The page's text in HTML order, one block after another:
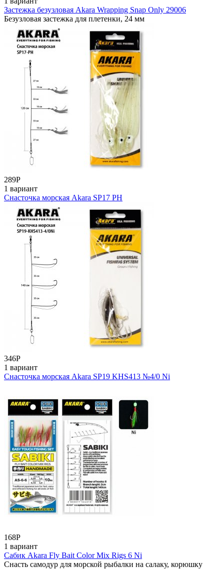
Застежка безузловая Akara Wrapping Snap Only 29006
Безузловая застежка для плетенки, 24 мм
289Р
1 вариант
Снасточка морская Akara SP17 PH
346Р
1 вариант
Снасточка морская Akara SP19 KHS413 №4/0 Ni
168Р
1 вариант
Сабик Akara Fly Bait Color Mix Rigs 6 Ni
Снасть самодур для морской рыбалки на салаку, корюшку